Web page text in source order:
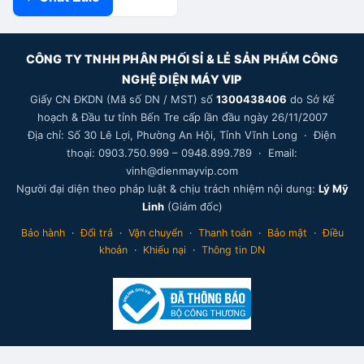
CÔNG TY TNHH PHÂN PHỐI SỈ & LẺ SẢN PHẨM CÔNG
NGHỆ ĐIỆN MÁY VIP
Giấy CN ĐKDN (Mã số DN / MST) số 1300438406 do Sở Kế
hoạch & Đầu tư tỉnh Bến Tre cấp lần đầu ngày 26/11/2007
Địa chỉ: Số 30 Lê Lợi, Phường An Hội, Tỉnh Vĩnh Long · Điện
thoại: 0903.750.999 – 0948.899.789 · Email:
vinh@dienmayvip.com
Người đại diện theo pháp luật & chịu trách nhiệm nội dung: Lý Mỹ
Linh(Giám đốc)
Bảo hành·Đổi trả · Vận chuyển· Thanh toán· Bảo mật ·Điều
khoản · Khiếu nại · Thông tin DN